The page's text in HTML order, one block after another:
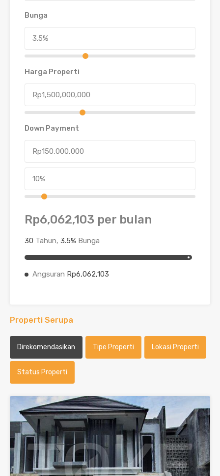
Bunga
Harga Properti
Down Payment
Rp6,062,103 per bulan
30 Tahun, 3.5% Bunga
Angsuran Rp6,062,103
Properti Serupa
Direkomendasikan Tipe Properti Lokasi Properti
Status Properti